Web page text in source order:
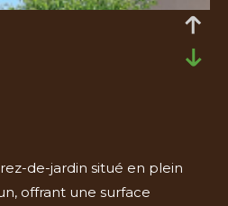
de-jardin situé en plein
offrant une surface